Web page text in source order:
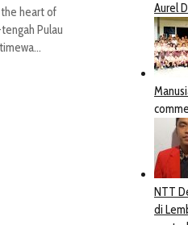
heart of
Pulau